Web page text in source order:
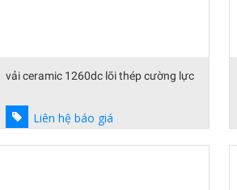
vải ceramic 1260dc lõi thép cường lực
Liên hệ báo giá